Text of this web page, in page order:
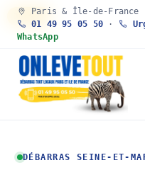
Paris & Île-de-France ·
01 49 95 05 50 ·
WhatsApp
DÉBARRAS SEINE-ET-
30 SEC